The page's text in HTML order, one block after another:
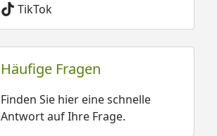
TikTok
Häufige Fragen
Finden Sie hier eine schnelle
Antwort auf Ihre Frage.